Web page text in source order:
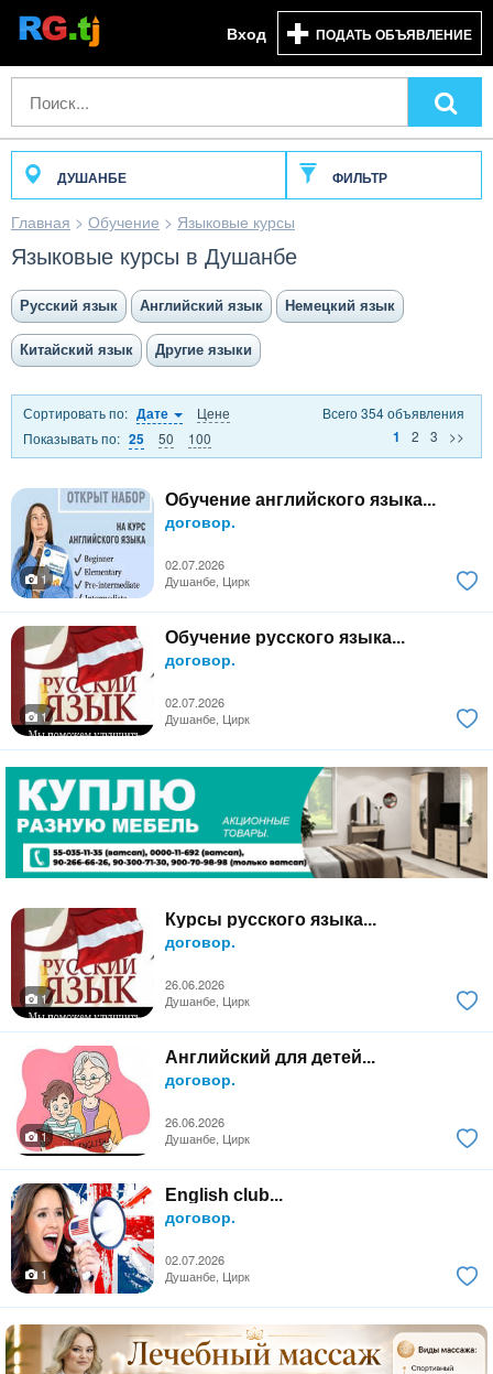
Вход ПОДАТЬ ОБЪЯВЛЕНИЕ
ДУШАНБЕ ФИЛЬТР
Главная > Обучение > Языковые курсы
Языковые курсы в Душанбе
Русский язык Английский язык Немецкий язык
Китайский язык Другие языки
Сортировать по: Дате
Цене
Показывать по: 25 50 100
Всего 354 объявления
1
2 3 >>
Обучение английского языка...
договор.
02.07.2026
1
Душанбе, Цирк
Обучение русского языка...
договор.
02.07.2026
1
Душанбе, Цирк
Курсы русского языка...
договор.
26.06.2026
1
Душанбе, Цирк
Английский для детей...
договор.
26.06.2026
1
Душанбе, Цирк
English club...
договор.
02.07.2026
1
Душанбе, Цирк